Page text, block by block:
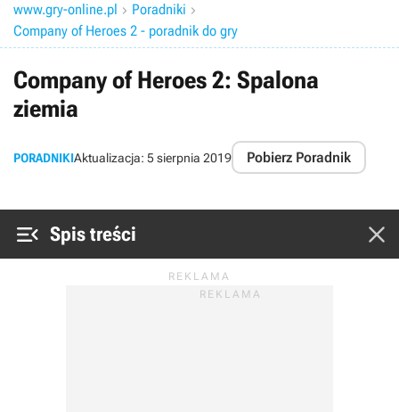
www.gry-online.pl  Poradniki 
Company of Heroes 2 - poradnik do gry
Company of Heroes 2: Spalona
ziemia
PORADNIKIAktualizacja: 5 sierpnia 2019 Pobierz Poradnik
 Spis treści 